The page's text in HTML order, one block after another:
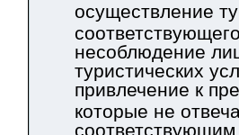
осуществление
несоблюдение
туристических
привлечение к
которые не